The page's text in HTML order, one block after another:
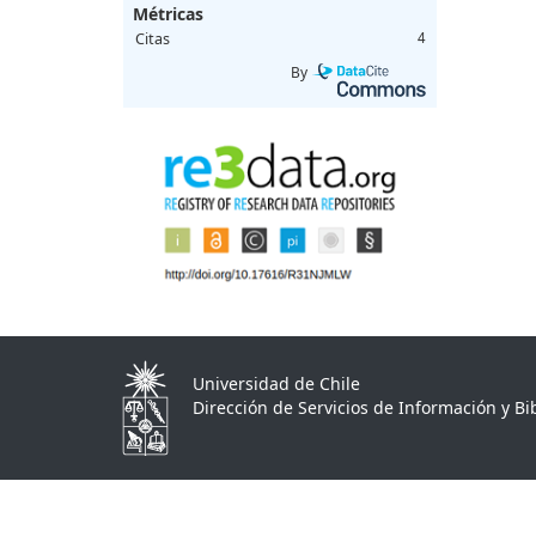
Métricas
Citas 4
By
Universidad de Chile
Dirección de Servicios de Información y